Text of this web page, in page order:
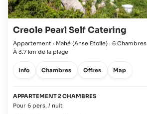
Creole Pearl Self Catering
Appartement · Mahé (Anse Etoile) · 6 Chambres
À 3.7 km de la plage
Info Chambres Offres Map
APPARTEMENT 2 CHAMBRES
Pour 6 pers. / nuit